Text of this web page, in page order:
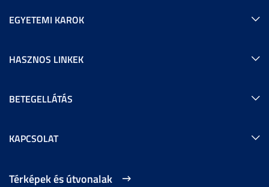
EGYETEMI KAROK
HASZNOS LINKEK
BETEGELLÁTÁS
KAPCSOLAT
Térképek és útvonalak